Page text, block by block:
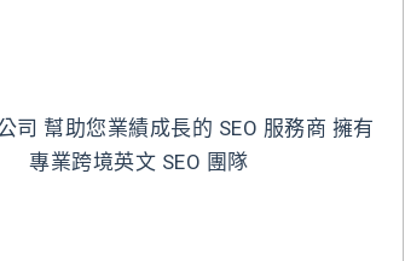
司 幫助您業績成長的 SEO 服務商 擁有
專業跨境英文 SEO 團隊